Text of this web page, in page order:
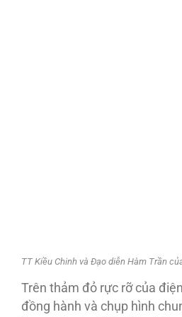
TT Kiều Chinh và Đạo diễn Hàm Trần
Trên thảm đỏ rực rỡ của
đồng hành và chụp hình